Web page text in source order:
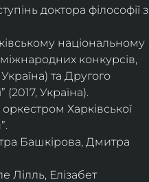
доктора філософії з
національному
конкурсів,
та Другого
Україна).
Харківської
Башкірова, Дмитра
Лілль, Елізабет